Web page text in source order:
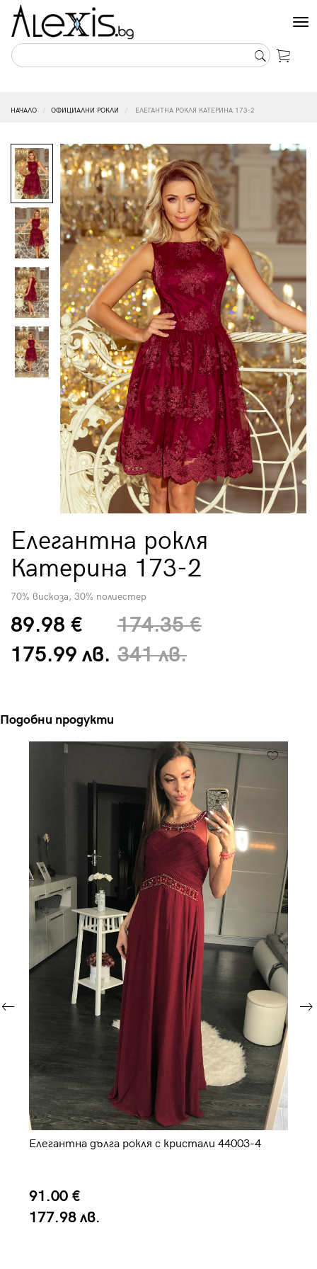
НАЧАЛО ОФИЦИАЛНИ РОКЛИ ЕЛЕГАНТНА РОКЛЯ КАТЕРИНА 173-2
Елегантна рокля
Катерина 173-2
70% вискоза, 30% полиестер
89.98 €
175.99 лв.
174.35 €
341 лв.
Подобни продукти
Елегантна дълга рокля с кристали 44003-4
91.00 €
177.98 лв.